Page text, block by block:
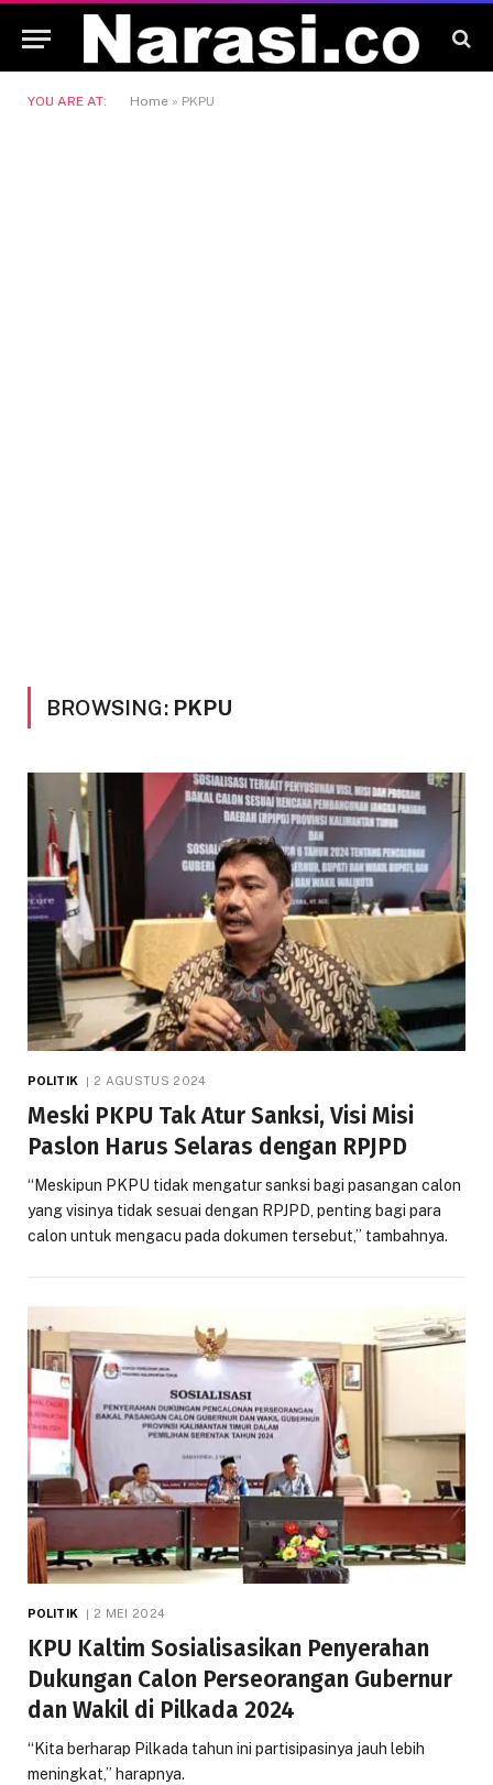
YOU ARE AT: Home » PKPU
BROWSING: PKPU
POLITIK 2 AGUSTUS 2024
Meski PKPU Tak Atur Sanksi, Visi Misi
Paslon Harus Selaras dengan RPJPD
“Meskipun PKPU tidak mengatur sanksi bagi pasangan calon
yang visinya tidak sesuai dengan RPJPD, penting bagi para
calon untuk mengacu pada dokumen tersebut,” tambahnya.
POLITIK 2 MEI 2024
KPU Kaltim Sosialisasikan Penyerahan
Dukungan Calon Perseorangan Gubernur
dan Wakil di Pilkada 2024
“Kita berharap Pilkada tahun ini partisipasinya jauh lebih
meningkat,” harapnya.